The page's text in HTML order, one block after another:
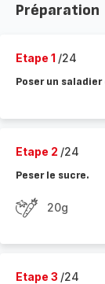
Préparation
Etape 1 /24
Poser un
Etape 2 /24
Peser le sucre.
20g
Etape 3 /24